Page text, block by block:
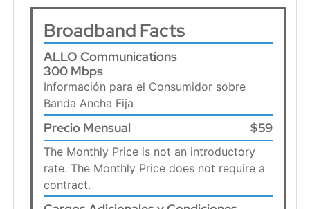
Broadband Facts
ALLO Communications
300 Mbps
Información para el Consumidor sobre
Banda Ancha Fija
Precio Mensual $59
The Monthly Price is not an introductory
rate. The Monthly Price does not require a
contract.